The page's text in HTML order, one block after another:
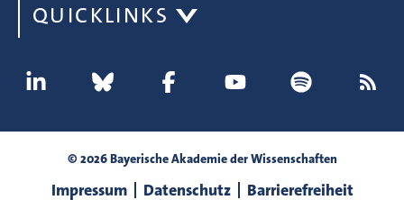
QUICKLINKS
© 2026 Bayerische Akademie der Wissenschaften
Impressum Datenschutz Barrierefreiheit